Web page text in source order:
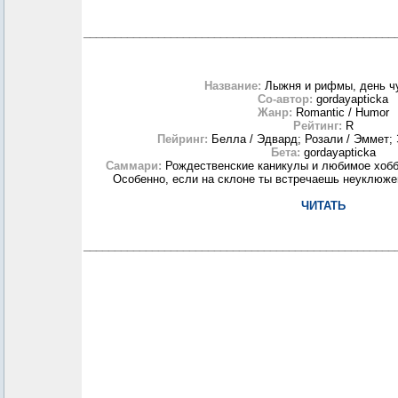
Название: Лыжня и рифмы, день
Со-автор: gordayapticka
Жанр: Romantic / Humor
Рейтинг: R
Пейринг: Белла / Эдвард; Розали / Эммет;
Бета: gordayapticka
Саммари: Рождественские каникулы и любимое
Особенно, если на склоне ты встречаешь
ЧИТАТЬ